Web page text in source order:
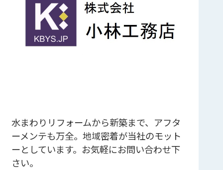
水まわりリフォームから新築まで、アフタ
ーメンテも万全。地域密着が当社のモット
ーとしています。お気軽にお問い合わせ下
さい。